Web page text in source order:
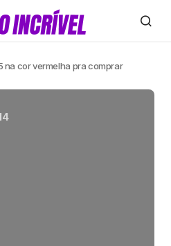
na cor vermelha pra comprar